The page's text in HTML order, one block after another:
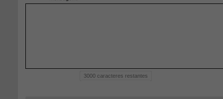
3000 caracteres restantes